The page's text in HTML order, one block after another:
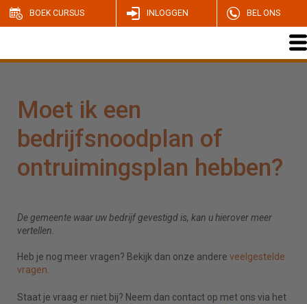
BOEK CURSUS INLOGGEN BEL ONS
Moet ik een
bedrijfsnoodplan of
ontruimingsplan hebben?
De gemeente waar uw bedrijf gevestigd is, kan u hierover meer
vertellen.
Heb je nog meer vragen? Bekijk dan onze andere veelgestelde
vragen.
Staat je vraag er niet bij? Neem dan contact op met ons via het